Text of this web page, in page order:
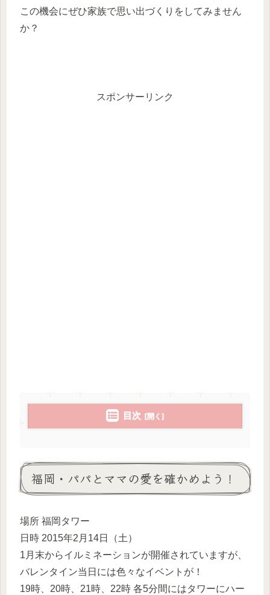
この機会にぜひ家族で思い出づくりをしてみません
か？
スポンサーリンク
目次
福岡・パパとママの愛を確かめよう！
場所 福岡タワー
日時 2015年2月14日（土）
1月末からイルミネーションが開催されていますが、
バレンタイン当日には色々なイベントが！
19時、20時、21時、22時 各5分間にはタワーにハー